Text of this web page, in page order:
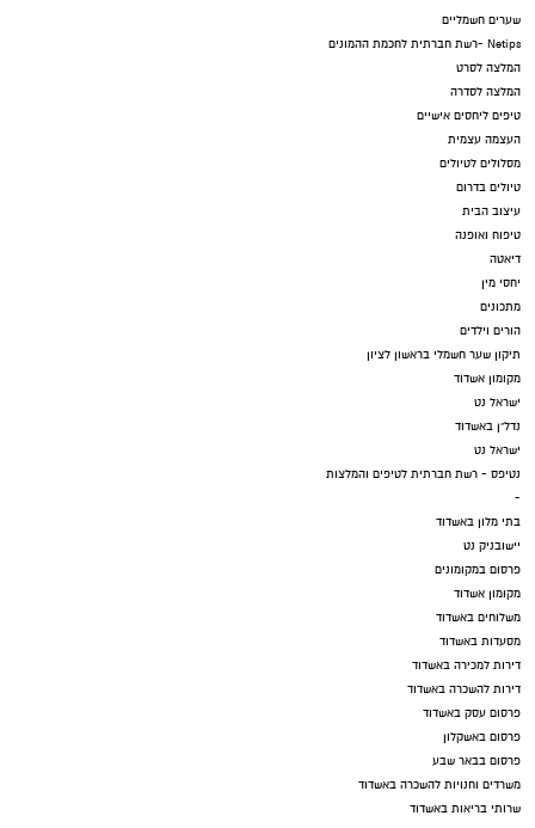
שערים חשמליים
Netips -רשת חברתית לחכמת ההמונים
המלצה לסרט
המלצה לסדרה
טיפים ליחסים אישיים
העצמה עצמית
מסלולים לטיולים
טיולים בדרום
עיצוב הבית
טיפוח ואופנה
דיאטה
יחסי מין
מתכונים
הורים וילדים
תיקון שער חשמלי בראשון לציון
מקומון אשדוד
ישראל נט
נדל"ן באשדוד
ישראל נט
נטיפס - רשת חברתית לטיפים והמלצות
-
בתי מלון באשדוד
יישובניק נט
פרסום במקומונים
מקומון אשדוד
משלוחים באשדוד
מסעדות באשדוד
דירות למכירה באשדוד
דירות להשכרה באשדוד
פרסום עסק באשדוד
פרסום באשקלון
פרסום בבאר שבע
משרדים וחנויות להשכרה באשדוד
שרותי בריאות באשדוד